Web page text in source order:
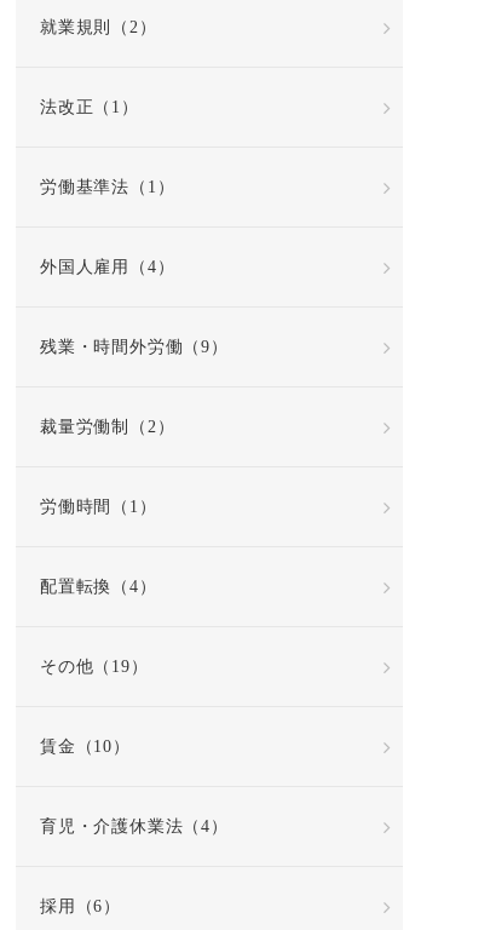
就業規則（2）
法改正（1）
労働基準法（1）
外国人雇用（4）
残業・時間外労働（9）
裁量労働制（2）
労働時間（1）
配置転換（4）
その他（19）
賃金（10）
育児・介護休業法（4）
採用（6）